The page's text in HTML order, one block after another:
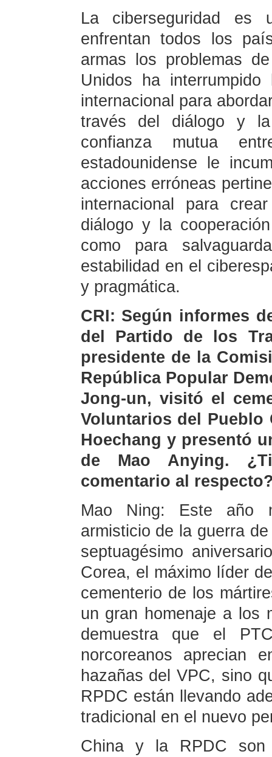
La ciberseguridad
enfrentan todos los
armas los problemas
Unidos ha
internacional para
través del diálogo y
confianza mutua
estadounidense le
acciones erróneas
internacional para
diálogo y la
como para
estabilidad en el
y pragmática.
CRI: Según informes
del Partido de los
presidente de la
República Popular
Jong-un, visitó el
Voluntarios del Pueblo
Hoechang y presentó
de Mao Anying.
comentario al
Mao Ning: Este año
armisticio de la guerra
septuagésimo
Corea, el máximo líder
cementerio de los
un gran homenaje a los
demuestra que el
norcoreanos aprecian
hazañas del VPC, sino
RPDC están llevando
tradicional en el nuevo
China y la RPDC son